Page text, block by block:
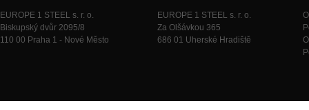
EUROPE 1 STEEL s. r. o.
Biskupský dvůr 2095/8
110 00 Praha 1 - Nové Město
EUROPE 1 STEEL s. r. o.
Za Olšávkou 365
686 01 Uherské Hradiště